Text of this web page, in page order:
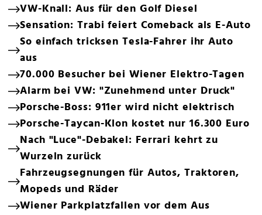
VW-Knall: Aus für den Golf Diesel
Sensation: Trabi feiert Comeback als E-Auto
So einfach tricksen Tesla-Fahrer ihr Auto
aus
70.000 Besucher bei Wiener Elektro-Tagen
Alarm bei VW: "Zunehmend unter Druck"
Porsche-Boss: 911er wird nicht elektrisch
Porsche-Taycan-Klon kostet nur 16.300 Euro
Nach "Luce"-Debakel: Ferrari kehrt zu
Wurzeln zurück
Fahrzeugsegnungen für Autos, Traktoren,
Mopeds und Räder
Wiener Parkplatzfallen vor dem Aus